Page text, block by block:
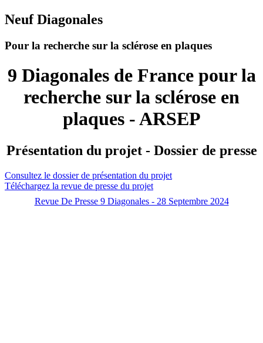
Neuf Diagonales
Pour la recherche sur la sclérose en plaques
9 Diagonales de France pour la
recherche sur la sclérose en
plaques - ARSEP
Présentation du projet - Dossier de presse
Consultez le dossier de présentation du projet
Téléchargez la revue de presse du projet
Revue De Presse 9 Diagonales - 28 Septembre 2024